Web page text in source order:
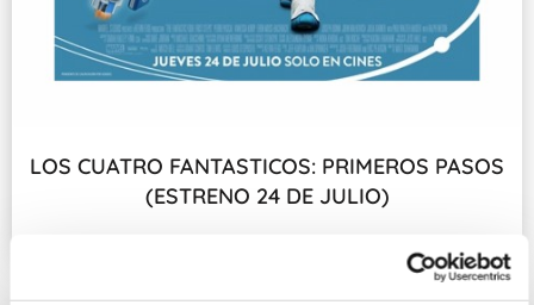
LOS CUATRO FANTASTICOS: PRIMEROS PASOS
(ESTRENO 24 DE JULIO)